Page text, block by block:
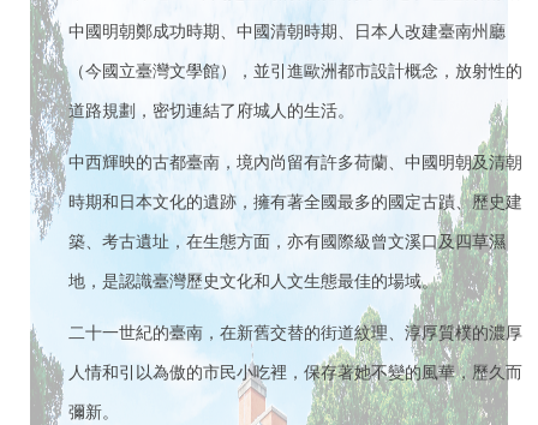
新型專班
中國明朝鄭成功時期、中國清朝時期、日本人改建臺南州廳
（今國立臺灣文學館），並引進歐洲都市設計概念，放射性的
道路規劃，密切連結了府城人的生活。
中西輝映的古都臺南，境內尚留有許多荷蘭、中國明朝及清朝
時期和日本文化的遺跡，擁有著全國最多的國定古蹟、歷史建
築、考古遺址，在生態方面，亦有國際級曾文溪口及四草濕
地，是認識臺灣歷史文化和人文生態最佳的場域。
二十一世紀的臺南，在新舊交替的街道紋理、淳厚質樸的濃厚
人情和引以為傲的市民小吃裡，保存著她不變的風華，歷久而
彌新。